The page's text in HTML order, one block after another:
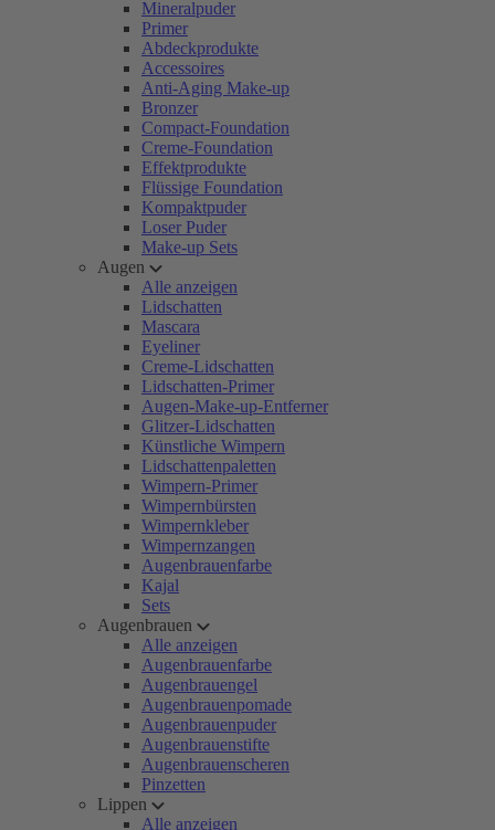
Mineralpuder
Primer
Abdeckprodukte
Accessoires
Anti-Aging Make-up
Bronzer
Compact-Foundation
Creme-Foundation
Effektprodukte
Flüssige Foundation
Kompaktpuder
Loser Puder
Make-up Sets
Augen
Alle anzeigen
Lidschatten
Mascara
Eyeliner
Creme-Lidschatten
Lidschatten-Primer
Augen-Make-up-Entferner
Glitzer-Lidschatten
Künstliche Wimpern
Lidschattenpaletten
Wimpern-Primer
Wimpernbürsten
Wimpernkleber
Wimpernzangen
Augenbrauenfarbe
Kajal
Sets
Augenbrauen
Alle anzeigen
Augenbrauenfarbe
Augenbrauengel
Augenbrauenpomade
Augenbrauenpuder
Augenbrauenstifte
Augenbrauenscheren
Pinzetten
Lippen
Alle anzeigen